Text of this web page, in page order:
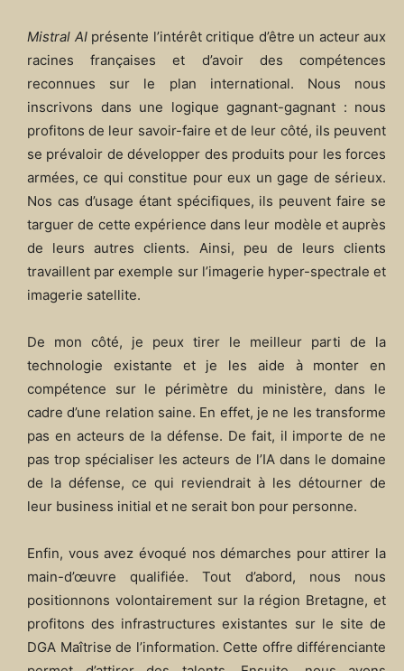
Mistral AIprésente l’intérêt critique d’être un acteur aux
racines françaises et d’avoir des compétences
reconnues sur le plan international. Nous nous
inscrivons dans une logique gagnant-gagnant : nous
profitons de leur savoir-faire et de leur côté, ils peuvent
se prévaloir de développer des produits pour les forces
armées, ce qui constitue pour eux un gage de sérieux.
Nos cas d’usage étant spécifiques, ils peuvent faire se
targuer de cette expérience dans leur modèle et auprès
de leurs autres clients. Ainsi, peu de leurs clients
travaillent par exemple sur l’imagerie hyper-spectrale et
imagerie satellite.
De mon côté, je peux tirer le meilleur parti de la
technologie existante et je les aide à monter en
compétence sur le périmètre du ministère, dans le
cadre d’une relation saine. En effet, je ne les transforme
pas en acteurs de la défense. De fait, il importe de ne
pas trop spécialiser les acteurs de l’IA dans le domaine
de la défense, ce qui reviendrait à les détourner de
leur business initial et ne serait bon pour personne.
Enfin, vous avez évoqué nos démarches pour attirer la
main-d’œuvre qualifiée. Tout d’abord, nous nous
positionnons volontairement sur la région Bretagne, et
profitons des infrastructures existantes sur le site de
DGA Maîtrise de l’information. Cette offre différenciante